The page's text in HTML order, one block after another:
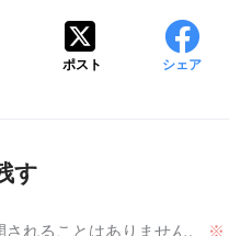
ポスト シェア
す
れることはありません。 ※